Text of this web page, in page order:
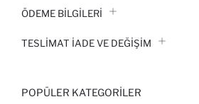
ÖDEME BİLGİLERİ
TESLIMAT İADE VE DEĞIŞIM
POPÜLER KATEGORILER